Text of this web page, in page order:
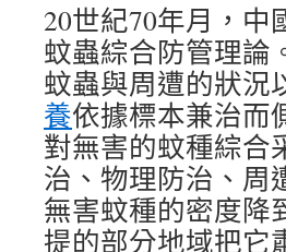
20世紀70年月，
蚊蟲綜合防管理論
蚊蟲與周遭的狀況
養依據標本兼治而
對無害的蚊種綜合
治、物理防治、周
無害蚊種的密度降
提的部分地域把它